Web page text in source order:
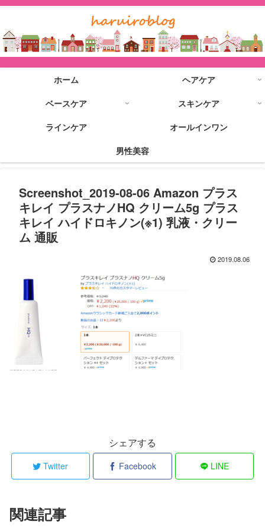
ホーム
ヘアケア
ベースケア
スキンケア
ラインケア
オールインワン
男性美容
Screenshot_2019-08-06 Amazon プラス
キレイ プラスナノHQ クリーム5g プラス
キレイ ハイドロキノン(※1) 乳液・クリー
ム 通販
2019.08.06
シェアする
Twitter Facebook LINE
関連記事